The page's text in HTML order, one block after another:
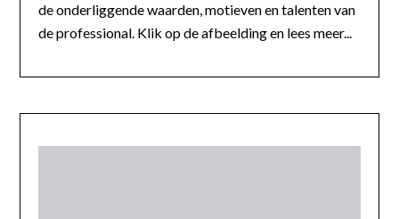
de onderliggende waarden, motieven en talenten van
de professional. Klik op de afbeelding en lees meer...